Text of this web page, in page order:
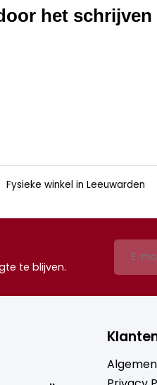
het schrijven
Fysieke winkel in Leeuwarden
te blijven.